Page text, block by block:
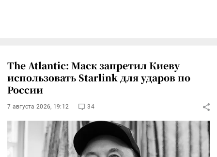
The Atlantic: Маск запретил Киеву
использовать Starlink для ударов по
России
7 августа 2026, 19:12 34